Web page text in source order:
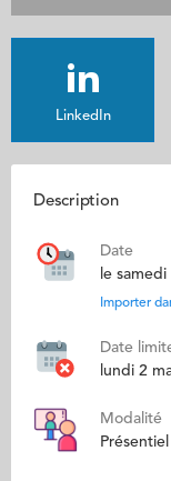
LinkedIn
Description
Date
le
Importer
Date
lundi 2
Modalité
Présentiel